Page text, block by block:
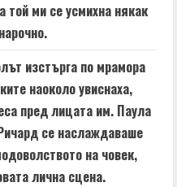
той ми се усмихна някак
изстърга по мрамора
наоколо увиснаха,
пред лицата им. Паула
се наслаждаваше
на човек,
лична сцена.